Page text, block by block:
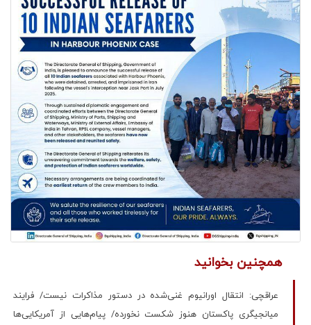
همچنین بخوانید
عراقچی: انتقال اورانیوم غنی‌شده در دستور مذاکرات نیست/ فرایند
میانجیگری پاکستان هنوز شکست نخورده/ پیام‌هایی از آمریکایی‌ها